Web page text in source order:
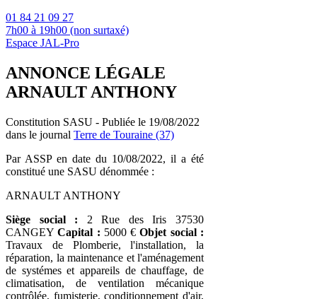
01 84 21 09 27
7h00 à 19h00 (non surtaxé)
Espace JAL-Pro
ANNONCE LÉGALE
ARNAULT ANTHONY
Constitution SASU - Publiée le 19/08/2022
dans le journal Terre de Touraine (37)
Par ASSP en date du 10/08/2022, il a été
constitué une SASU dénommée :
ARNAULT ANTHONY
Siège social : 2 Rue des Iris 37530
CANGEYCapital : 5000 €Objet social :
Travaux de Plomberie, l'installation, la
réparation, la maintenance et l'aménagement
de systémes et appareils de chauffage, de
climatisation, de ventilation mécanique
contrôlée, fumisterie, conditionnement d'air,